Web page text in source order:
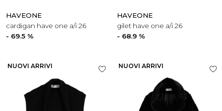
HAVEONE
cardigan have one a/i 26
- 69.5 %
HAVEONE
gilet have one a/i 26
- 68.9 %
NUOVI ARRIVI NUOVI ARRIVI